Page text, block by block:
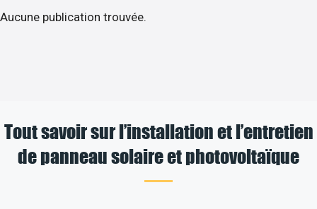
Aucune publication trouvée.
Tout savoir sur l’installation et l’entretien
de panneau solaire et photovoltaïque